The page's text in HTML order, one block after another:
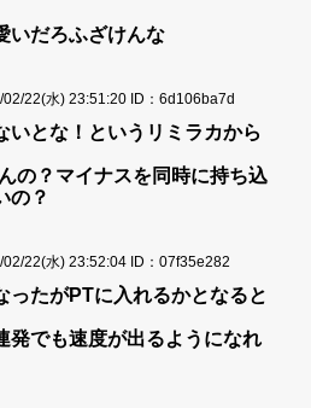
いだろふざけんな
02/22(水) 23:51:20 ID：6d106ba7d
いとな！というリミラカから
の？マイナスを同時に持ち込
の？
02/22(水) 23:52:04 ID：07f35e282
ったがPTに入れるかとなると
発でも速度が出るようになれ